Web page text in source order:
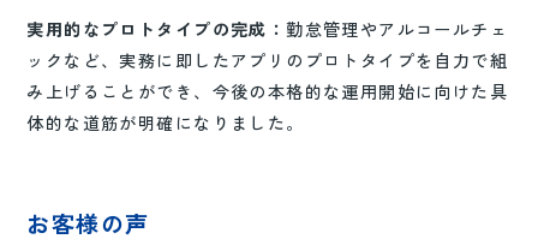
実用的なプロトタイプの完成：勤怠管理やアルコールチェ
ックなど、実務に即したアプリのプロトタイプを自力で組
み上げることができ、今後の本格的な運用開始に向けた具
体的な道筋が明確になりました。
お客様の声